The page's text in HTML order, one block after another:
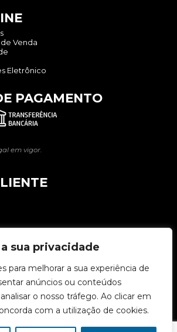
sua privacidade
para melhorar a sua experiência de
anúncios ou conteúdos
o nosso tráfego. Ao clicar em
com a utilização de cookies.
Venda
Eletrônico
PAGAMENTO
em vigor.